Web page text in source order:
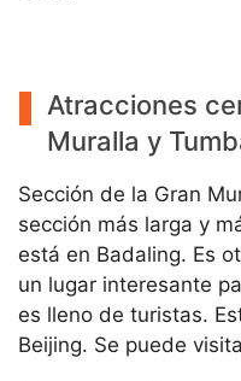
Atracciones
Muralla y
Sección de la Gran
sección más larga y
está en Badaling. Es
un lugar interesante
es lleno de turistas.
Beijing. Se puede